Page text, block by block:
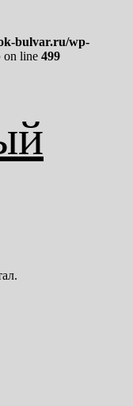
bulvar.ru/wp-
on line 499